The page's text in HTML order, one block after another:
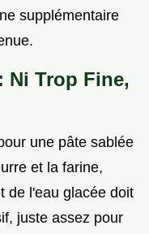
supplémentaire
Ni Trop Fine,
une pâte sablée
et la farine,
de l'eau glacée doit
juste assez pour